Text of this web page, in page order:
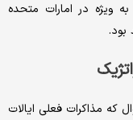
ویژه در امارات متحده
بود.
که مذاکرات فعلی ایالات